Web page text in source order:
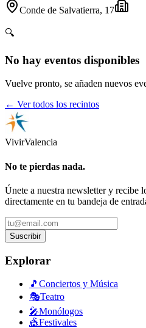
Conde de Salvatierra, 17
🔍
No hay eventos disponibles
Vuelve pronto, se añaden nuevos
← Ver todos los recintos
VivirValencia
No te pierdas nada.
Únete a nuestra newsletter y recibe
directamente en tu bandeja de
Suscribir
Explorar
🎵 Conciertos y Música
🎭Teatro
🎤Monólogos
🎪Festivales